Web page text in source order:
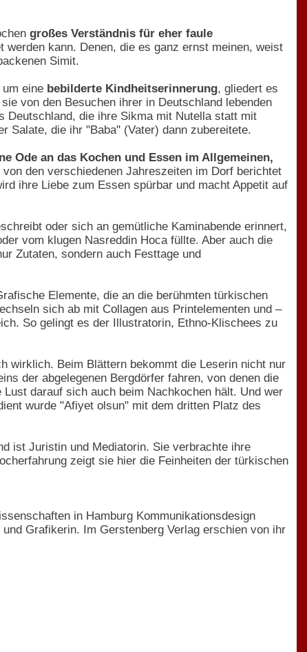
großes Verständnis für eher faule
kann. Denen, die es ganz ernst meinen, weist
Simit.
eine bebilderte Kindheitserinnerung, gliedert es
von den Besuchen ihrer in Deutschland lebenden
Deutschland, die ihre Sikma mit Nutella statt mit
Salate, die ihr "Baba" (Vater) dann zubereitete.
Ode an das Kochen und Essen im Allgemeinen,
von den verschiedenen Jahreszeiten im Dorf berichtet
ihre Liebe zum Essen spürbar und macht Appetit auf
oder sich an gemütliche Kaminabende erinnert,
vom klugen Nasreddin Hoca füllte. Aber auch die
Zutaten, sondern auch Festtage und
Elemente, die an die berühmten türkischen
sich ab mit Collagen aus Printelementen und –
So gelingt es der Illustratorin, Ethno-Klischees zu
wirklich. Beim Blättern bekommt die Leserin nicht nur
der abgelegenen Bergdörfer fahren, von denen die
darauf sich auch beim Nachkochen hält. Und wer
wurde "Afiyet olsun" mit dem dritten Platz des
ist Juristin und Mediatorin. Sie verbrachte ihre
zeigt sie hier die Feinheiten der türkischen
in Hamburg Kommunikationsdesign
Grafikerin. Im Gerstenberg Verlag erschien von ihr